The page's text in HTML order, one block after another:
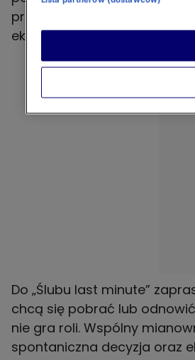
przygotowanej przez
ekspertów.
Do „Ślubu last minute”
chcą się pobrać lub
nie gra roli. Wspólny
spontaniczna decyzja oraz